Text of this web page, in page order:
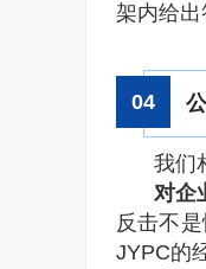
架内给出
04
我们
对企
反击不
JYPC的